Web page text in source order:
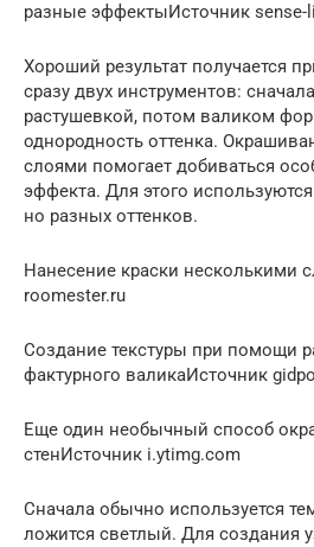
разные эффектыИсточник sense-
Хороший результат получается
сразу двух инструментов:
растушевкой, потом валиком
однородность оттенка.
слоями помогает добиваться
эффекта. Для этого
но разных оттенков.
Нанесение краски несколькими
roomester.ru
Создание текстуры при помощи
фактурного валикаИсточник
Еще один необычный способ
стенИсточник i.ytimg.com
Сначала обычно используется
ложится светлый. Для создания